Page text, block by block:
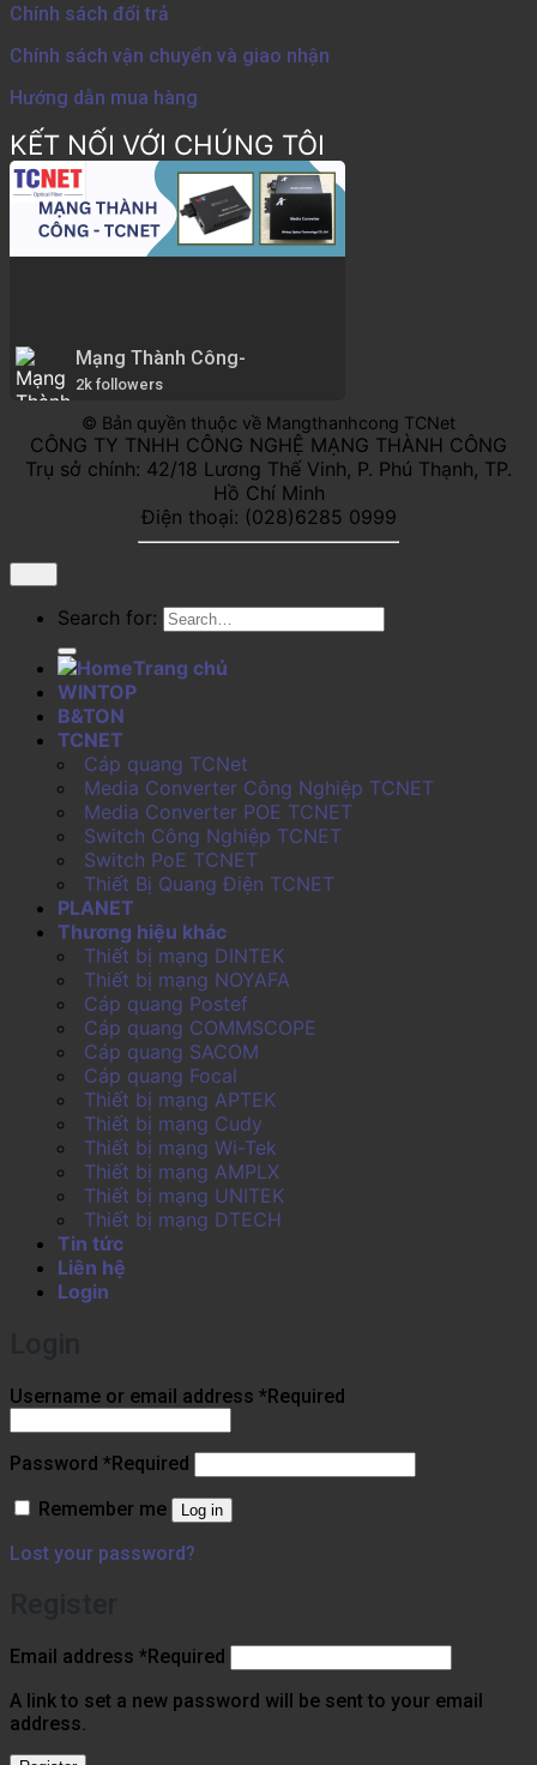
Chính sách đổi trả
Chính sách vận chuyển và giao nhận
Hướng dẫn mua hàng
KẾT NỐI VỚI CHÚNG TÔI
Mạng Thành Công-
2k followers
© Bản quyền thuộc về Mangthanhcong TCNet
CÔNG TY TNHH CÔNG NGHỆ MẠNG THÀNH CÔNG
Trụ sở chính: 42/18 Lương Thế Vinh, P. Phú Thạnh, TP.
Hồ Chí Minh
Điện thoại: (028)6285 0999
Search for:
Trang chủ
WINTOP
B&TON
TCNET
Cáp quang TCNet
Media Converter Công Nghiệp TCNET
Media Converter POE TCNET
Switch Công Nghiệp TCNET
Switch PoE TCNET
Thiết Bị Quang Điện TCNET
PLANET
Thương hiệu khác
Thiết bị mạng DINTEK
Thiết bị mạng NOYAFA
Cáp quang Postef
Cáp quang COMMSCOPE
Cáp quang SACOM
Cáp quang Focal
Thiết bị mạng APTEK
Thiết bị mạng Cudy
Thiết bị mạng Wi-Tek
Thiết bị mạng AMPLX
Thiết bị mạng UNITEK
Thiết bị mạng DTECH
Tin tức
Liên hệ
Login
Username or email address *Required
Password *Required
Remember me
Log in
Lost your password?
Email address * Required
A link to set a new password will be sent to your email
address.